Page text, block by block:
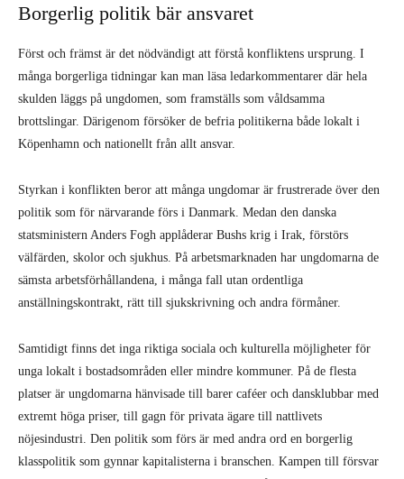
Borgerlig politik bär ansvaret
Först och främst är det nödvändigt att förstå konfliktens ursprung. I
många borgerliga tidningar kan man läsa ledarkommentarer där hela
skulden läggs på ungdomen, som framställs som våldsamma
brottslingar. Därigenom försöker de befria politikerna både lokalt i
Köpenhamn och nationellt från allt ansvar.
Styrkan i konflikten beror att många ungdomar är frustrerade över den
politik som för närvarande förs i Danmark. Medan den danska
statsministern Anders Fogh applåderar Bushs krig i Irak, förstörs
välfärden, skolor och sjukhus. På arbetsmarknaden har ungdomarna de
sämsta arbetsförhållandena, i många fall utan ordentliga
anställningskontrakt, rätt till sjukskrivning och andra förmåner.
Samtidigt finns det inga riktiga sociala och kulturella möjligheter för
unga lokalt i bostadsområden eller mindre kommuner. På de flesta
platser är ungdomarna hänvisade till barer caféer och dansklubbar med
extremt höga priser, till gagn för privata ägare till nattlivets
nöjesindustri. Den politik som förs är med andra ord en borgerlig
klasspolitik som gynnar kapitalisterna i branschen. Kampen till försvar